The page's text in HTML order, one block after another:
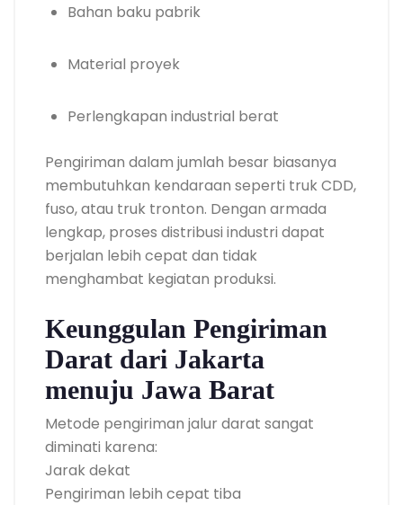
Bahan baku pabrik
Material proyek
Perlengkapan industrial berat
Pengiriman dalam jumlah besar biasanya
membutuhkan kendaraan seperti truk CDD,
fuso, atau truk tronton. Dengan armada
lengkap, proses distribusi industri dapat
berjalan lebih cepat dan tidak
menghambat kegiatan produksi.
Keunggulan Pengiriman
Darat dari Jakarta
menuju Jawa Barat
Metode pengiriman jalur darat sangat
diminati karena:
Jarak dekat
Pengiriman lebih cepat tiba